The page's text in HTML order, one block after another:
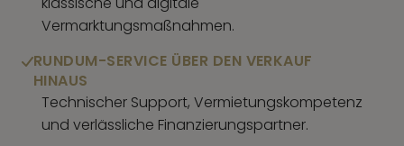
Vermarktungsmaßnahmen.
RUNDUM-SERVICE ÜBER DEN VERKAUF
HINAUS
Technischer Support, Vermietungskompetenz
und verlässliche Finanzierungspartner.